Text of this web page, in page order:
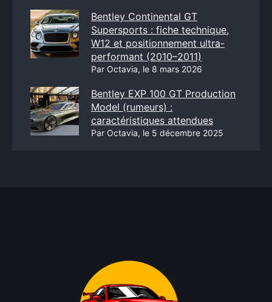
Bentley Continental GT
Supersports : fiche technique,
W12 et positionnement ultra-
performant (2010–2011)
Par Octavia, le 8 mars 2026
Bentley EXP 100 GT Production
Model (rumeurs) :
caractéristiques attendues
Par Octavia, le 5 décembre 2025